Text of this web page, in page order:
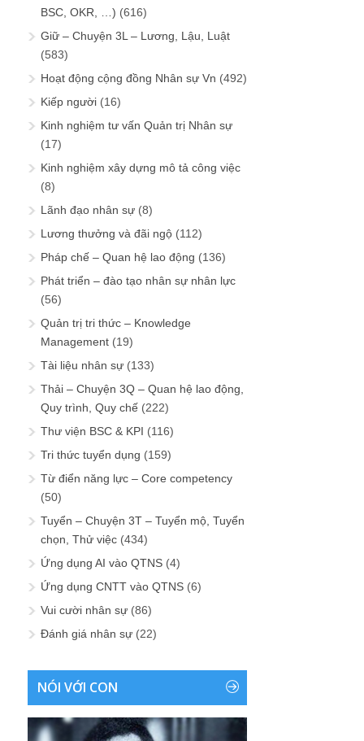
BSC, OKR, …) (616)
Giữ – Chuyện 3L – Lương, Lậu, Luật
(583)
Hoạt động cộng đồng Nhân sự Vn (492)
Kiếp người (16)
Kinh nghiệm tư vấn Quản trị Nhân sự
(17)
Kinh nghiệm xây dựng mô tả công việc
(8)
Lãnh đạo nhân sự (8)
Lương thưởng và đãi ngộ (112)
Pháp chế – Quan hệ lao động (136)
Phát triển – đào tạo nhân sự nhân lực
(56)
Quản trị tri thức – Knowledge
Management (19)
Tài liệu nhân sự (133)
Thải – Chuyện 3Q – Quan hệ lao động,
Quy trình, Quy chế (222)
Thư viện BSC & KPI (116)
Tri thức tuyển dụng (159)
Từ điển năng lực – Core competency
(50)
Tuyển – Chuyện 3T – Tuyển mộ, Tuyển
chọn, Thử việc (434)
Ứng dụng AI vào QTNS (4)
Ứng dụng CNTT vào QTNS (6)
Vui cười nhân sự (86)
Đánh giá nhân sự (22)
NÓI VỚI CON